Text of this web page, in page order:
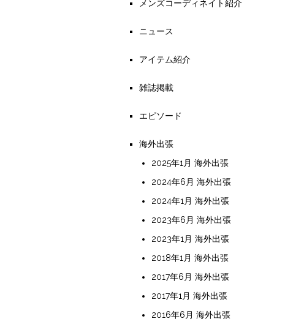
メンズコーディネイト紹介
ニュース
アイテム紹介
雑誌掲載
エピソード
海外出張
2025年1月 海外出張
2024年6月 海外出張
2024年1月 海外出張
2023年6月 海外出張
2023年1月 海外出張
2018年1月 海外出張
2017年6月 海外出張
2017年1月 海外出張
2016年6月 海外出張